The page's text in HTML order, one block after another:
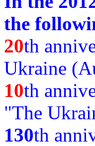
the
20th
Ukraine
10th
"The
130th